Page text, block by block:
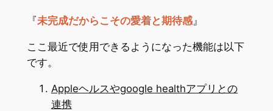
『未完成だからこその愛着と期待感』
ここ最近で使用できるようになった機能は以下
です。
Appleヘルスやgoogle healthアプリとの
連携